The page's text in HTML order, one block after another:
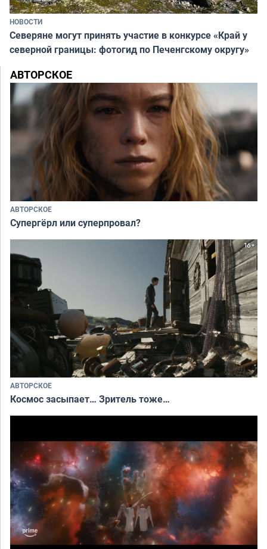
НОВОСТИ
Северяне могут принять участие в конкурсе «Край у
северной границы: фотогид по Печенгскому округу»
АВТОРСКОЕ
АВТОРСКОЕ
Супергёрл или суперпровал?
АВТОРСКОЕ
Космос засыпает… Зритель тоже…